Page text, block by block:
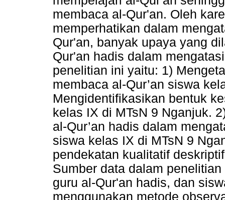
membaca al-Qur'an. Oleh
memperhatikan dalam
Qur'an, banyak upaya yang
Qur'an hadis dalam
penelitian ini yaitu: 1)
membaca al-Qur’an siswa
Mengidentifikasikan bentuk
kelas IX di MTsN 9 Nganjuk.
al-Qur’an hadis dalam
siswa kelas IX di MTsN 9
pendekatan kualitatif
Sumber data dalam
guru al-Qur'an hadis, dan
menggunakan metode